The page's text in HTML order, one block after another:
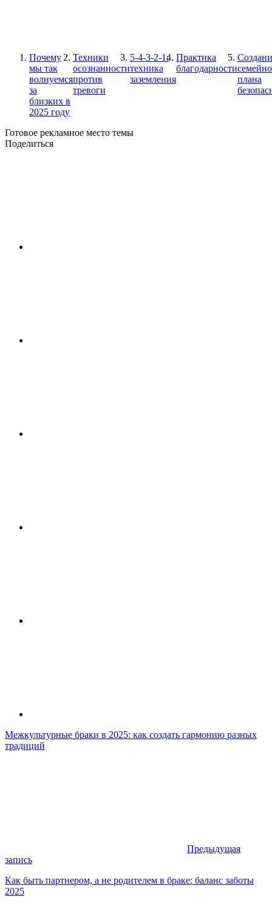
Почему
мы так
волнуемся
за
близких в
2025 году
Техники
осознанности
против
тревоги
5-4-3-2-1:
техника
заземления
Практика
благодарности
плана
Готовое рекламное место темы
Поделиться
Межкультурные браки в 2025: как создать гармонию разных
традиций
Предыдущая
запись
Как быть партнером, а не родителем в браке: баланс заботы
2025